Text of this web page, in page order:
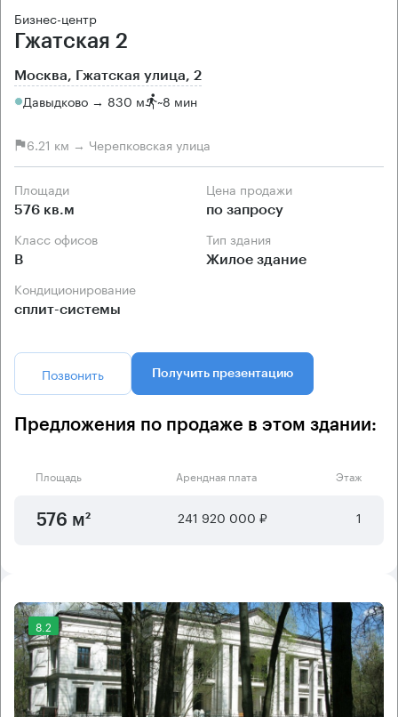
Бизнес-центр
Гжатская 2
Москва, Гжатская улица, 2
Давыдково → 830 м ~8 мин
6.21 км → Черепковская улица
Площади
576 кв.м
Цена продажи
по запросу
Класс офисов
B
Тип здания
Жилое здание
Кондиционирование
сплит-системы
Позвонить Получить презентацию
Предложения по продаже в этом здании:
Площадь Арендная плата Этаж
576 м² 241 920 000 ₽ 1
8.2